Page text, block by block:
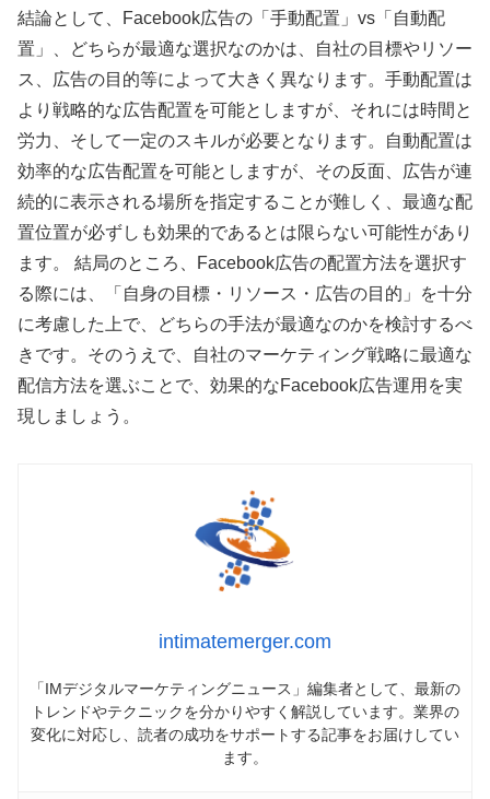
結論として、Facebook広告の「手動配置」vs「自動配
置」、どちらが最適な選択なのかは、自社の目標やリソー
ス、広告の目的等によって大きく異なります。手動配置は
より戦略的な広告配置を可能としますが、それには時間と
労力、そして一定のスキルが必要となります。自動配置は
効率的な広告配置を可能としますが、その反面、広告が連
続的に表示される場所を指定することが難しく、最適な配
置位置が必ずしも効果的であるとは限らない可能性があり
ます。 結局のところ、Facebook広告の配置方法を選択す
る際には、「自身の目標・リソース・広告の目的」を十分
に考慮した上で、どちらの手法が最適なのかを検討するべ
きです。そのうえで、自社のマーケティング戦略に最適な
配信方法を選ぶことで、効果的なFacebook広告運用を実
現しましょう。
intimatemerger.com
「IMデジタルマーケティングニュース」編集者として、最新の
トレンドやテクニックを分かりやすく解説しています。業界の
変化に対応し、読者の成功をサポートする記事をお届けしてい
ます。